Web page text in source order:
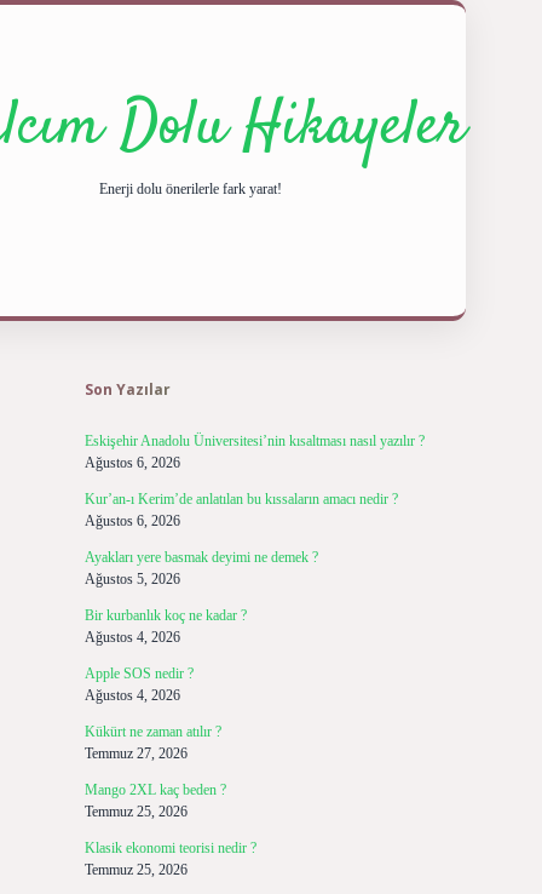
Dolu Hikayeler
Enerji dolu önerilerle fark yarat!
Son Yazılar
Eskişehir Anadolu Üniversitesi’nin kısaltması nasıl yazılır ?
Ağustos 6, 2026
Kur’an-ı Kerim’de anlatılan bu kıssaların amacı nedir ?
Ağustos 6, 2026
Ayakları yere basmak deyimi ne demek ?
Ağustos 5, 2026
Bir kurbanlık koç ne kadar ?
Ağustos 4, 2026
Apple SOS nedir ?
Ağustos 4, 2026
Kükürt ne zaman atılır ?
Temmuz 27, 2026
Mango 2XL kaç beden ?
Temmuz 25, 2026
Klasik ekonomi teorisi nedir ?
Temmuz 25, 2026